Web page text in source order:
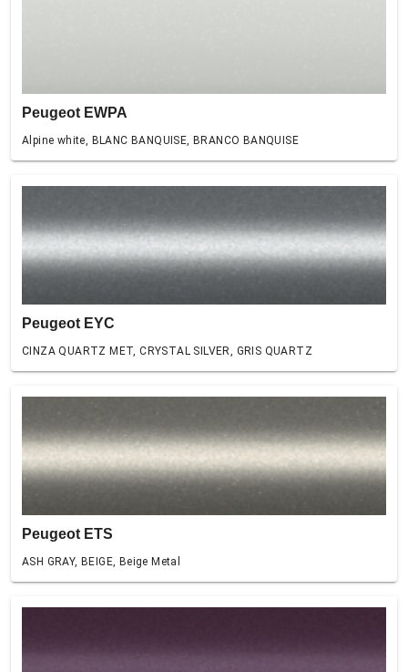
Peugeot EWPA
Alpine white, BLANC BANQUISE, BRANCO BANQUISE
Peugeot EYC
CINZA QUARTZ MET, CRYSTAL SILVER, GRIS QUARTZ
Peugeot ETS
ASH GRAY, BEIGE, Beige Metal